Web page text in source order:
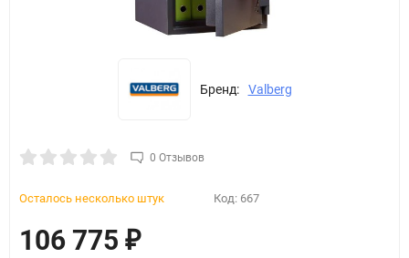
Бренд: Valberg
0 Отзывов
Осталось несколько штук Код: 667
106 775 ₽